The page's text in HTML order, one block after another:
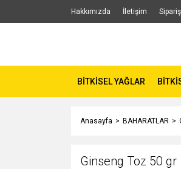
Hakkımızda İletişim
BİTKİSEL YAĞLAR
Anasayfa BAHARATLAR
Ginseng Toz 50 gr